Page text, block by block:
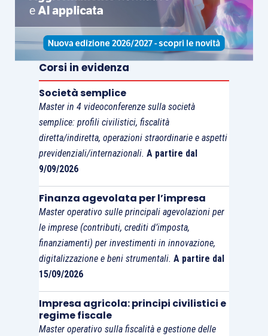
Corsi in evidenza
Società semplice
Master in 4 videoconferenze sulla società
semplice: profili civilistici, fiscalità
diretta/indiretta, operazioni straordinarie e aspetti
previdenziali/internazionali. A partire dal
9/09/2026
Finanza agevolata per l’impresa
Master operativo sulle principali agevolazioni per
le imprese (contributi, crediti d’imposta,
finanziamenti) per investimenti in innovazione,
digitalizzazione e beni strumentali. A partire dal
15/09/2026
Impresa agricola: principi civilistici e
regime fiscale
Master operativo sulla fiscalità e gestione delle